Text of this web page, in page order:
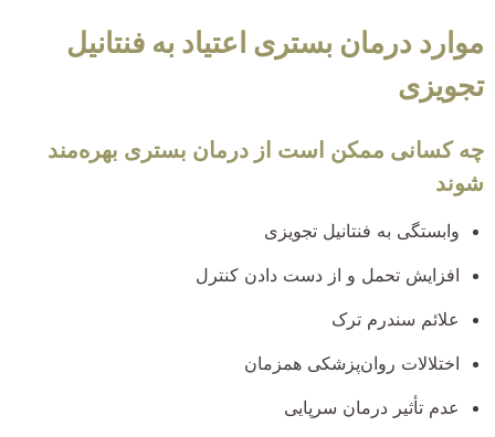
موارد درمان بستری اعتیاد به فنتانیل
تجویزی
چه کسانی ممکن است از درمان بستری بهره‌مند
شوند
وابستگی به فنتانیل تجویزی
افزایش تحمل و از دست دادن کنترل
علائم سندرم ترک
اختلالات روان‌پزشکی همزمان
عدم تأثیر درمان سرپایی